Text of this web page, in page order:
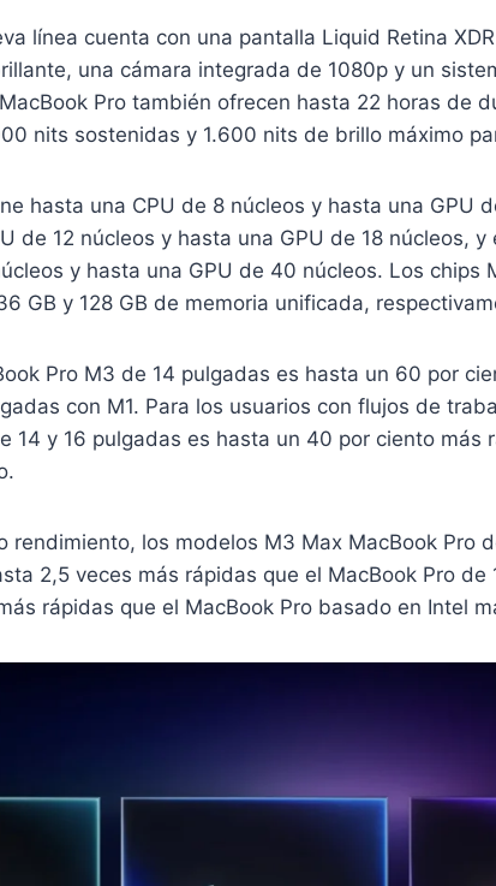
línea cuenta con una pantalla Liquid Retina
una cámara integrada de 1080p y un
Pro también ofrecen hasta 22 horas de
nits sostenidas y 1.600 nits de brillo máximo
hasta una CPU de 8 núcleos y hasta una GPU
de 12 núcleos y hasta una GPU de 18 núcleos,
y hasta una GPU de 40 núcleos. Los chips
GB y 128 GB de memoria unificada,
Pro M3 de 14 pulgadas es hasta un 60 por
con M1. Para los usuarios con flujos de
14 y 16 pulgadas es hasta un 40 por ciento más
rendimiento, los modelos M3 Max MacBook Pro
2,5 veces más rápidas que el MacBook Pro de
rápidas que el MacBook Pro basado en Intel